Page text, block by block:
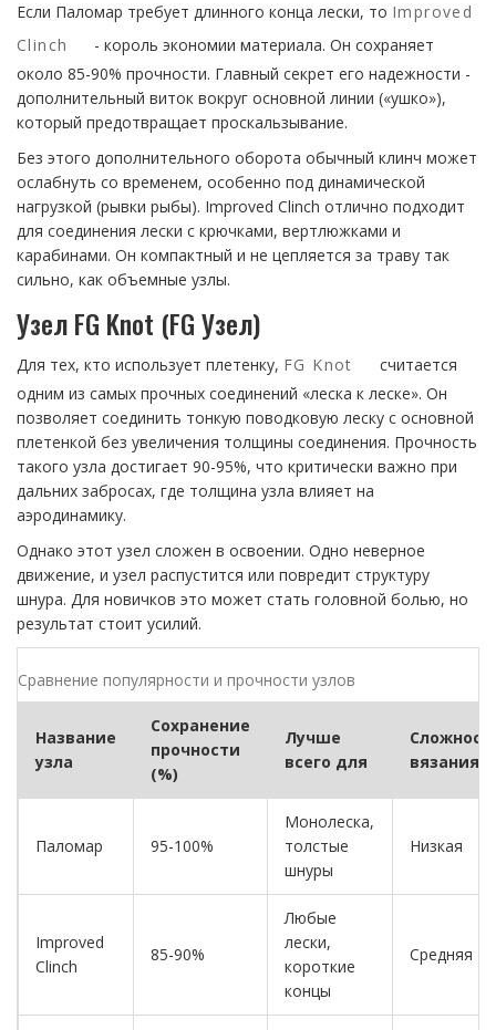
Если Паломар требует длинного конца лески, то Improved
Clinch
- король экономии материала. Он сохраняет
около 85-90% прочности. Главный секрет его надежности -
дополнительный виток вокруг основной линии («ушко»),
который предотвращает проскальзывание.
Без этого дополнительного оборота обычный клинч может
ослабнуть со временем, особенно под динамической
нагрузкой (рывки рыбы). Improved Clinch отлично подходит
для соединения лески с крючками, вертлюжками и
карабинами. Он компактный и не цепляется за траву так
сильно, как объемные узлы.
Узел FG Knot (FG Узел)
Для тех, кто использует плетенку, FG Knot
считается
одним из самых прочных соединений «леска к леске». Он
позволяет соединить тонкую поводковую леску с основной
плетенкой без увеличения толщины соединения. Прочность
такого узла достигает 90-95%, что критически важно при
дальних забросах, где толщина узла влияет на
аэродинамику.
Однако этот узел сложен в освоении. Одно неверное
движение, и узел распустится или повредит структуру
шнура. Для новичков это может стать головной болью, но
результат стоит усилий.
Сравнение популярности и прочности узлов
Название
узла
Сохранение
прочности
(%)
Лучше
всего для
вязания
Паломар 95-100%
Монолеска,
толстые
шнуры
Низкая
Improved
Clinch
85-90%
Любые
лески,
короткие
концы
Средняя